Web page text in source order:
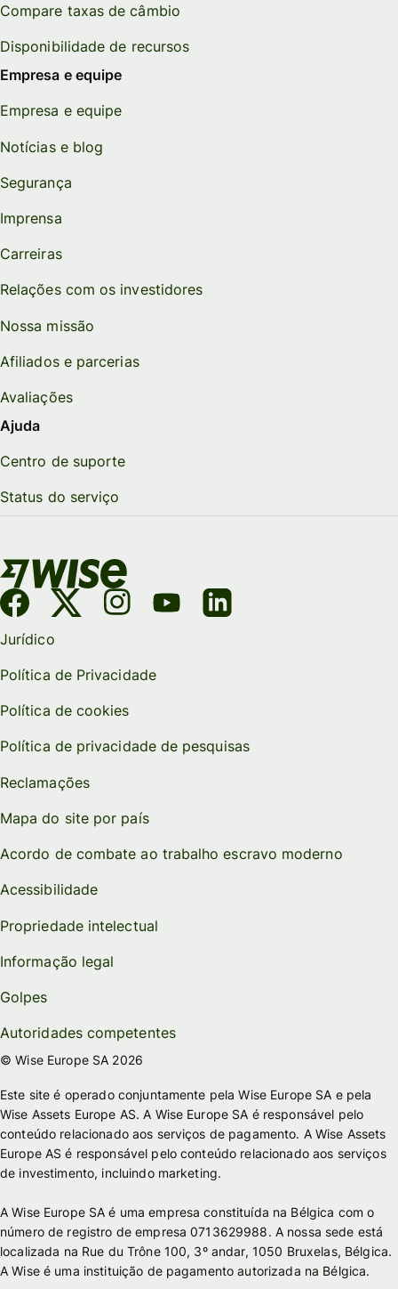
Compare taxas de câmbio
Disponibilidade de recursos
Empresa e equipe
Empresa e equipe
Notícias e blog
Segurança
Imprensa
Carreiras
Relações com os investidores
Nossa missão
Afiliados e parcerias
Avaliações
Ajuda
Centro de suporte
Status do serviço
Jurídico
Política de Privacidade
Política de cookies
Política de privacidade de pesquisas
Reclamações
Mapa do site por país
Acordo de combate ao trabalho escravo moderno
Acessibilidade
Propriedade intelectual
Informação legal
Golpes
Autoridades competentes
© Wise Europe SA 2026
Este site é operado conjuntamente pela Wise Europe SA e pela
Wise Assets Europe AS. A Wise Europe SA é responsável pelo
conteúdo relacionado aos serviços de pagamento. A Wise Assets
Europe AS é responsável pelo conteúdo relacionado aos serviços
de investimento, incluindo marketing.
A Wise Europe SA é uma empresa constituída na Bélgica com o
número de registro de empresa 0713629988. A nossa sede está
localizada na Rue du Trône 100, 3º andar, 1050 Bruxelas, Bélgica.
A Wise é uma instituição de pagamento autorizada na Bélgica.